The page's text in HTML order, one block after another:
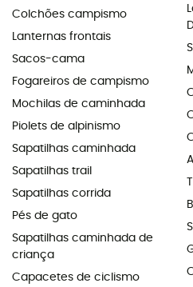
Colchões campismo
Lanternas frontais
Sacos-cama
Fogareiros de campismo
Mochilas de caminhada
Piolets de alpinismo
Sapatilhas caminhada
Sapatilhas trail
Sapatilhas corrida
Pés de gato
Sapatilhas caminhada de
criança
Capacetes de ciclismo